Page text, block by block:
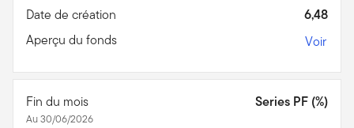
Date de création
6,48
Aperçu du fonds
Voir
Fin du mois
Au 30/06/2026
Series PF (%)